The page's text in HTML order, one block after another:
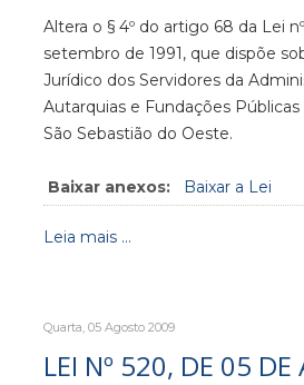
Altera o § 4º do artigo 68 da Lei
setembro de 1991, que dispõe
Jurídico dos Servidores da
Autarquias e Fundações
São Sebastião do Oeste.
Baixar anexos: Baixar a Lei
Leia mais ...
Quarta, 05 Agosto 2009
LEI Nº 520, DE 05 DE